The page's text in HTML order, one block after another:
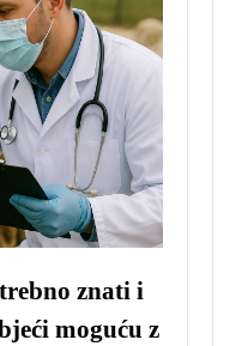
znati i
moguću z